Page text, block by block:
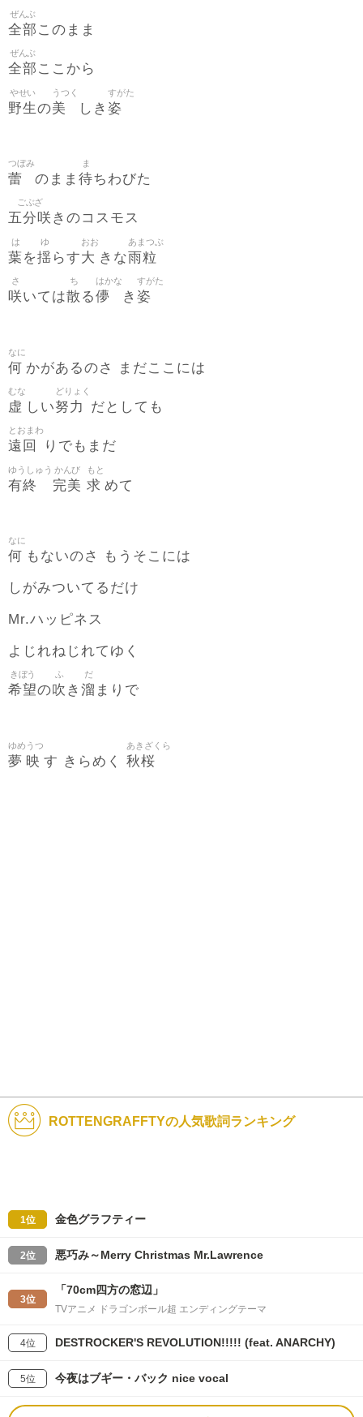
全部
ぜんぶ
このまま
全部
ぜんぶ
ここから
野生
やせい
の美
うつく
しき 姿
すがた
蕾
つぼみ
のまま 待
ま
ちわびた
五分咲
ごぶざ
きのコスモス
葉
は
を揺
ゆ
らす大
おお
きな雨粒
あまつぶ
咲
さ
いては散
ち
る儚
はかな
き 姿
すがた
何
なに
かがあるのさ まだここには
虚
むな
しい努力
どりょく
だとしても
遠回
とおまわ
りでもまだ
有終
ゆうしゅう
完美
かんび
求
もと
めて
何
なに
もないのさ もうそこには
しがみついてるだけ
Mr.ハッピネス
よじれねじれてゆく
希望
きぼう
の吹
ふ
き 溜
だ
まりで
夢
ゆめ
映
うつ
す きらめく 秋桜
あきざくら
ROTTENGRAFFTYの人気歌詞ランキング
1位 金色グラフティー
2位 悪巧み～Merry Christmas Mr.Lawrence
3位
「70cm四方の窓辺」
TVアニメ ドラゴンボール超 エンディングテーマ
4位 DESTROCKER'S REVOLUTION!!!!! (feat. ANARCHY)
5位 今夜はブギー・バック nice vocal